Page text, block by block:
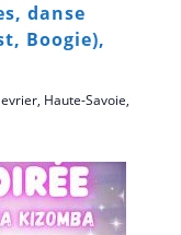
danse
Boogie),
Haute-Savoie,